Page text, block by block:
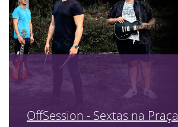
OffSession - Sextas na Praça